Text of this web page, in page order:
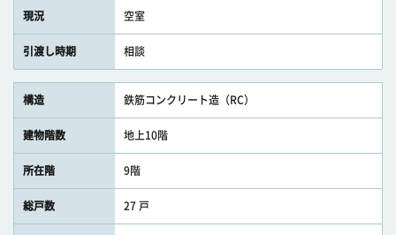
現況 空室
引渡し時期 相談
構造 鉄筋コンクリート造（RC）
建物階数 地上10階
所在階 9階
総戸数 27 戸